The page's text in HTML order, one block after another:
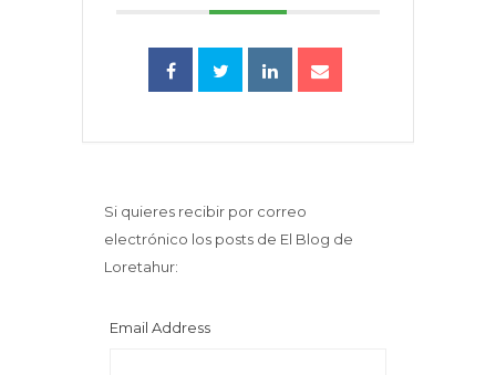
Si quieres recibir por correo
electrónico los posts de El Blog de
Loretahur:
Email Address